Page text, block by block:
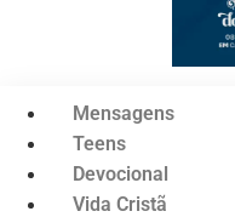
Mensagens
Teens
Devocional
Vida Cristã